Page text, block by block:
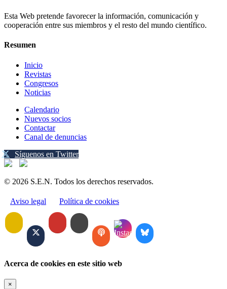
Esta Web pretende favorecer la información, comunicación y
cooperación entre sus miembros y el resto del mundo científico.
Resumen
Inicio
Revistas
Congresos
Noticias
Calendario
Nuevos socios
Contactar
Canal de denuncias
Síguenos en Twitter
© 2026 S.E.N. Todos los derechos reservados.
Aviso legal Política de cookies
Acerca de cookies en este sitio web
×